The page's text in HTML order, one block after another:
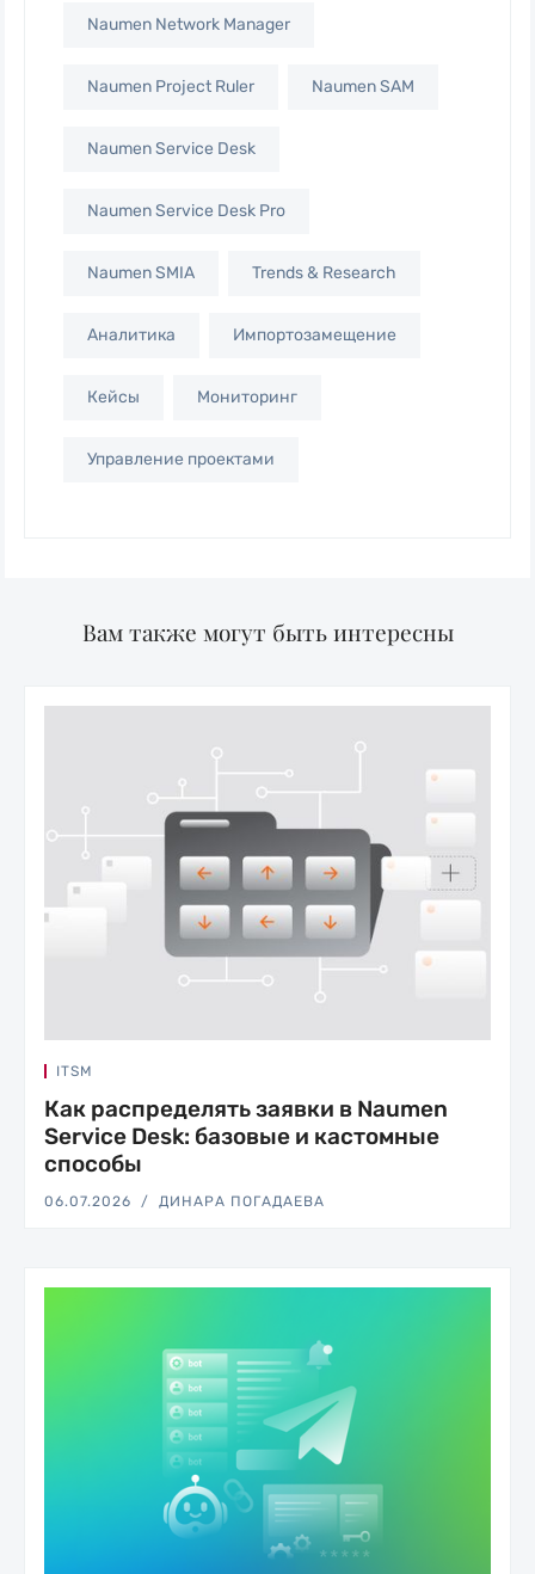
Naumen Network Manager
Naumen Project Ruler Naumen SAM
Naumen Service Desk
Naumen Service Desk Pro
Naumen SMIA Trends & Research
Аналитика Импортозамещение
Кейсы Мониторинг
Управление проектами
Вам также могут быть интересны
ITSM
Как распределять заявки в Naumen
Service Desk: базовые и кастомные
способы
06.07.2026 ДИНАРА ПОГАДАЕВА